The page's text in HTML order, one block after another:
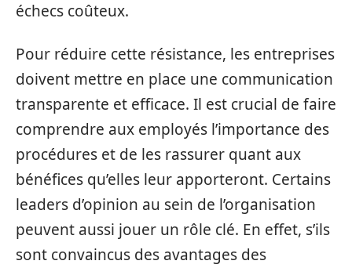
échecs coûteux.
Pour réduire cette résistance, les entreprises
doivent mettre en place une communication
transparente et efficace. Il est crucial de faire
comprendre aux employés l’importance des
procédures et de les rassurer quant aux
bénéfices qu’elles leur apporteront. Certains
leaders d’opinion au sein de l’organisation
peuvent aussi jouer un rôle clé. En effet, s’ils
sont convaincus des avantages des